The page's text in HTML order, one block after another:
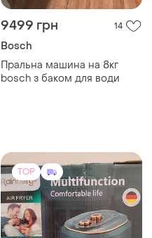
9499 грн 14
Bosch
Пральна машина на 8кг
bosch з баком для води
TOP